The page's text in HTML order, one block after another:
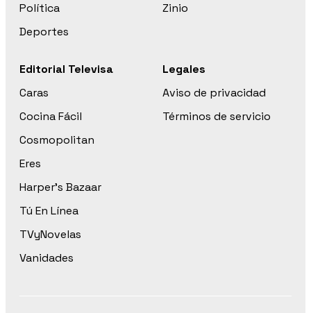
Política
Deportes
Zinio
Editorial Televisa
Caras
Cocina Fácil
Cosmopolitan
Eres
Harper’s Bazaar
Tú En Línea
TVyNovelas
Vanidades
Legales
Aviso de privacidad
Términos de servicio